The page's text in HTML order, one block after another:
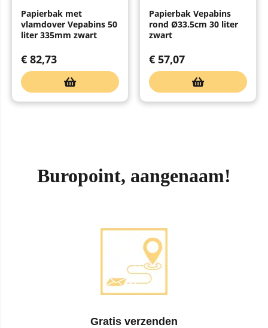
Papierbak met
vlamdover Vepabins 50
liter 335mm zwart
€ 82,73
Papierbak Vepabins
rond Ø33.5cm 30 liter
zwart
€ 57,07
Buropoint, aangenaam!
Gratis verzenden